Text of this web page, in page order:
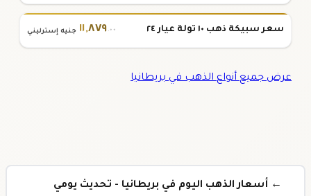
سعر سبيكة ذهب ١٠ تولة عيار ٢٤ ١١,٨٧٩.٠٠ جنيه إسترليني
عرض جميع أنواع الذهب في بريطانيا
← أسعار الذهب اليوم في بريطانيا - تحديث يومي